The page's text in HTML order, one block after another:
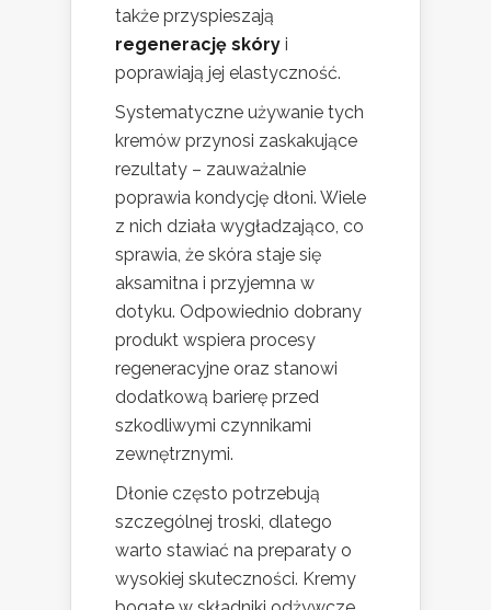
także przyspieszają
regenerację skóry i
poprawiają jej elastyczność.
Systematyczne używanie tych
kremów przynosi zaskakujące
rezultaty – zauważalnie
poprawia kondycję dłoni. Wiele
z nich działa wygładzająco, co
sprawia, że skóra staje się
aksamitna i przyjemna w
dotyku. Odpowiednio dobrany
produkt wspiera procesy
regeneracyjne oraz stanowi
dodatkową barierę przed
szkodliwymi czynnikami
zewnętrznymi.
Dłonie często potrzebują
szczególnej troski, dlatego
warto stawiać na preparaty o
wysokiej skuteczności. Kremy